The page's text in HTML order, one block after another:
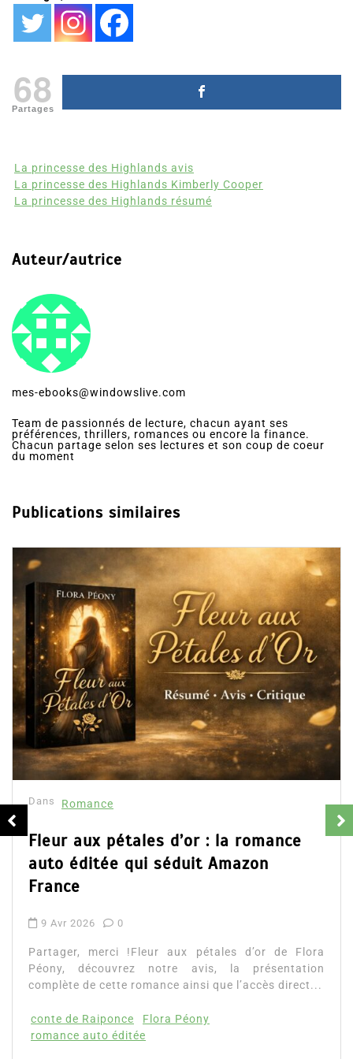
68
Partages
La princesse des Highlands avis
La princesse des Highlands Kimberly Cooper
La princesse des Highlands résumé
Auteur/autrice
mes-ebooks@windowslive.com
Team de passionnés de lecture, chacun ayant ses
préférences, thrillers, romances ou encore la finance.
Chacun partage selon ses lectures et son coup de coeur
du moment
Publications similaires
d’or : la romance
séduit Amazon
aux pétales d’or de Flora
notre avis, la présentation
ainsi que l’accès direct...
Flora Péony
Dans Romance
Collector
résumé et
Partager,
ainsi que l’accès